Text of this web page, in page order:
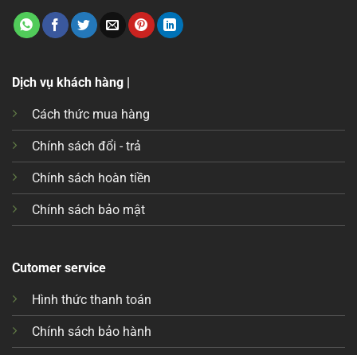
Dịch vụ khách hàng |
Cách thức mua hàng
Chính sách đổi - trả
Chính sách hoàn tiền
Chính sách bảo mật
Cutomer service
Hình thức thanh toán
Chính sách bảo hành